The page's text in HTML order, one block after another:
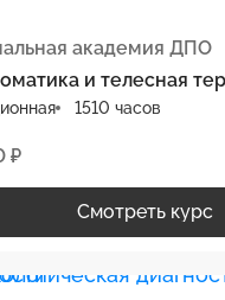
академия ДПО
и телесная
1510 часов
₽
Смотреть курс